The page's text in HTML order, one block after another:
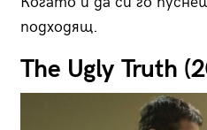
подходящ.
The Ugly Truth